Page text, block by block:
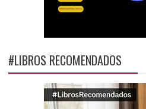
#LIBROS RECOMENDADOS